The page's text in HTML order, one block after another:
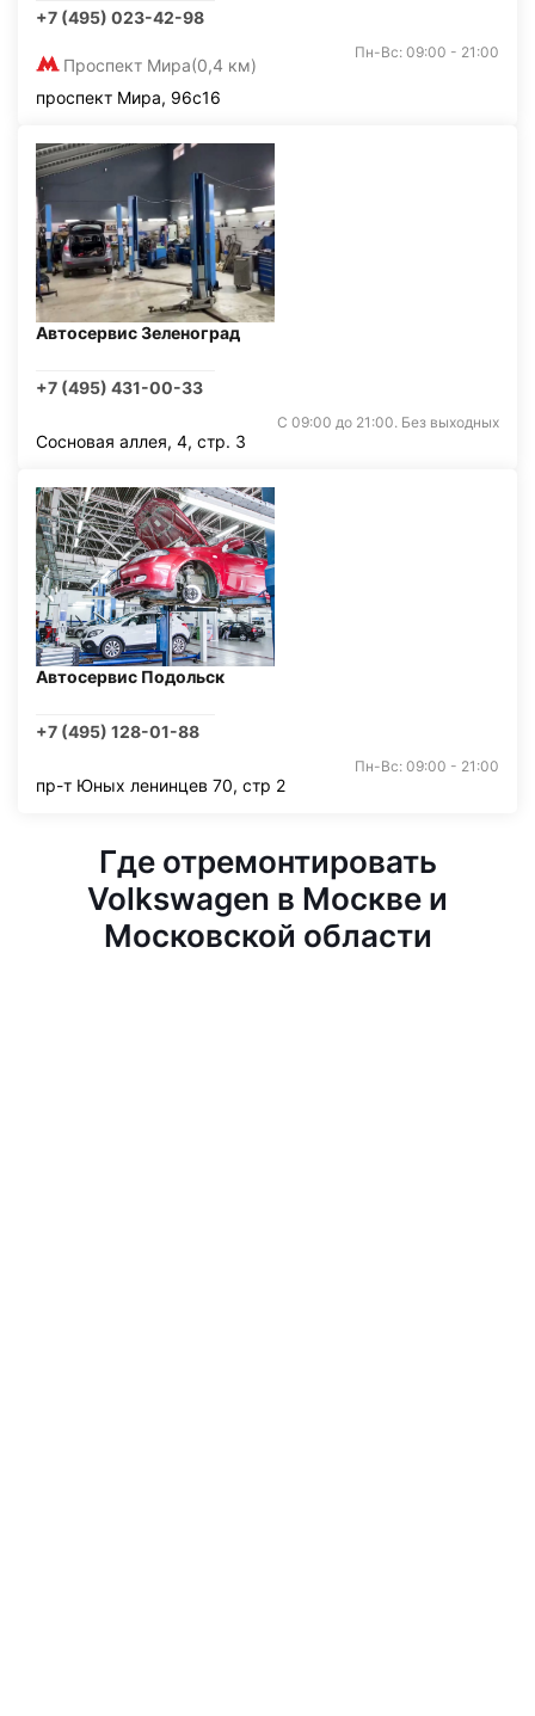
+7 (495) 023-42-98
Проспект Мира(0,4 км)
Пн-Вс: 09:00 - 21:00
проспект Мира, 96с16
Автосервис Зеленоград
+7 (495) 431-00-33
С 09:00 до 21:00. Без выходных
Сосновая аллея, 4, стр. 3
Автосервис Подольск
+7 (495) 128-01-88
Пн-Вс: 09:00 - 21:00
пр-т Юных ленинцев 70, стр 2
Где отремонтировать
Volkswagen в Москве и
Московской области